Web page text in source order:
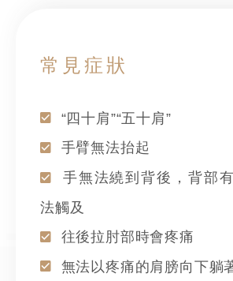
常見症狀
“四十肩”“五十肩”
手臂無法抬起
手無法繞到背後，背部
法觸及
往後拉肘部時會疼痛
無法以疼痛的肩膀向下躺